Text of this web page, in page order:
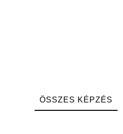
ÖSSZES KÉPZÉS